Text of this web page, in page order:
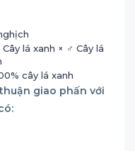
Cây lá xanh × ♂ Cây lá
cây lá xanh
giao phấn với